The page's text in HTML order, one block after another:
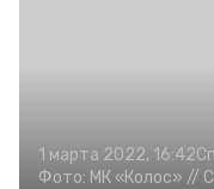
1 марта 2022, 16:42
Фото: МК «Колос» //